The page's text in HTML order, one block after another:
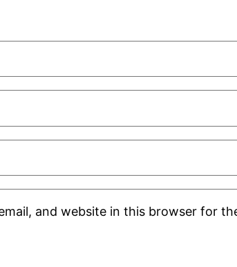
and website in this browser for